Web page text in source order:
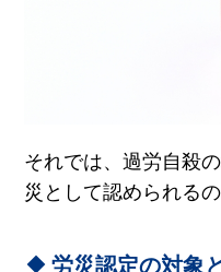
それでは、過労自殺
災として認められる
労災認定の対象